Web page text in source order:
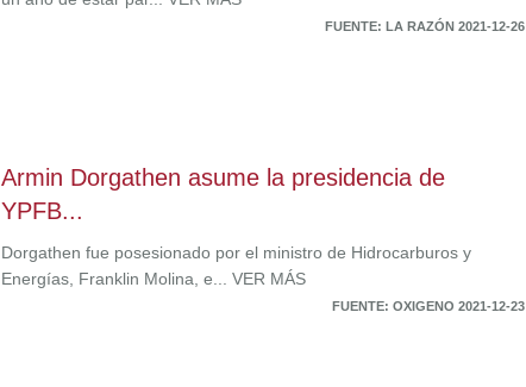
FUENTE: LA RAZÓN 2021-12-26
Armin Dorgathen asume la presidencia de
YPFB...
Dorgathen fue posesionado por el ministro de Hidrocarburos y
Energías, Franklin Molina, e... VER MÁS
FUENTE: OXIGENO 2021-12-23